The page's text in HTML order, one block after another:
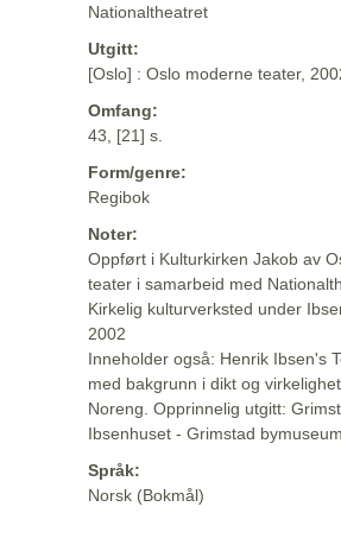
Nationaltheatret
Utgitt:
[Oslo] : Oslo moderne teater,
Omfang:
43, [21] s.
Form/genre:
Regibok
Noter:
Oppført i Kulturkirken Jakob av
teater i samarbeid med
Kirkelig kulturverksted under
2002
Inneholder også: Henrik Ibsen's
med bakgrunn i dikt og
Noreng. Opprinnelig utgitt:
Ibsenhuset - Grimstad
Språk:
Norsk (Bokmål)